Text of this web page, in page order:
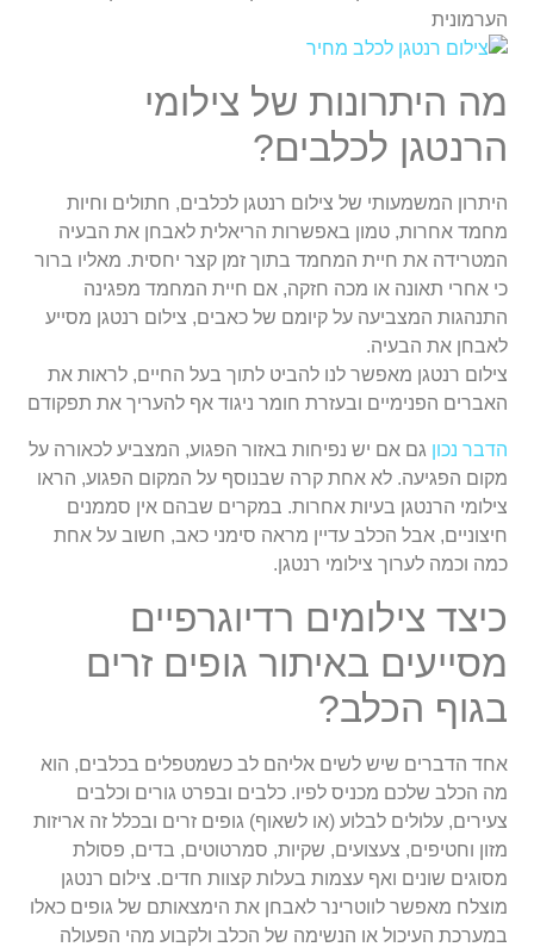
הערמונית
מה היתרונות של צילומי
הרנטגן לכלבים?
היתרון המשמעותי של צילום רנטגן לכלבים, חתולים וחיות
מחמד אחרות, טמון באפשרות הריאלית לאבחן את הבעיה
המטרידה את חיית המחמד בתוך זמן קצר יחסית. מאליו ברור
כי אחרי תאונה או מכה חזקה, אם חיית המחמד מפגינה
התנהגות המצביעה על קיומם של כאבים, צילום רנטגן מסייע
לאבחן את הבעיה.
צילום רנטגן מאפשר לנו להביט לתוך בעל החיים, לראות את
האברים הפנימיים ובעזרת חומר ניגוד אף להעריך את תפקודם
הדבר נכון גם אם יש נפיחות באזור הפגוע, המצביע לכאורה על
מקום הפגיעה. לא אחת קרה שבנוסף על המקום הפגוע, הראו
צילומי הרנטגן בעיות אחרות. במקרים שבהם אין סממנים
חיצוניים, אבל הכלב עדיין מראה סימני כאב, חשוב על אחת
כמה וכמה לערוך צילומי רנטגן.
כיצד צילומים רדיוגרפיים
מסייעים באיתור גופים זרים
בגוף הכלב?
אחד הדברים שיש לשים אליהם לב כשמטפלים בכלבים, הוא
מה הכלב שלכם מכניס לפיו. כלבים ובפרט גורים וכלבים
צעירים, עלולים לבלוע (או לשאוף) גופים זרים ובכלל זה אריזות
מזון וחטיפים, צעצועים, שקיות, סמרטוטים, בדים, פסולת
מסוגים שונים ואף עצמות בעלות קצוות חדים. צילום רנטגן
מוצלח מאפשר לווטרינר לאבחן את הימצאותם של גופים כאלו
במערכת העיכול או הנשימה של הכלב ולקבוע מהי הפעולה